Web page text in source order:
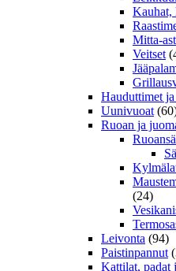
Kauhat,
Mitta-
Veitset
Hauduttimet
Uunivuoat
Ruoan ja
(24)
Leivonta (94)
Paistinpannut
Kattilat, padat